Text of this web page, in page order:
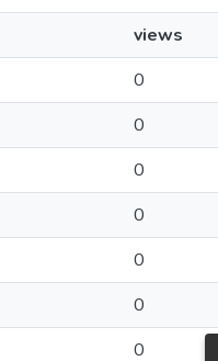
views
0
0
0
0
0
0
0